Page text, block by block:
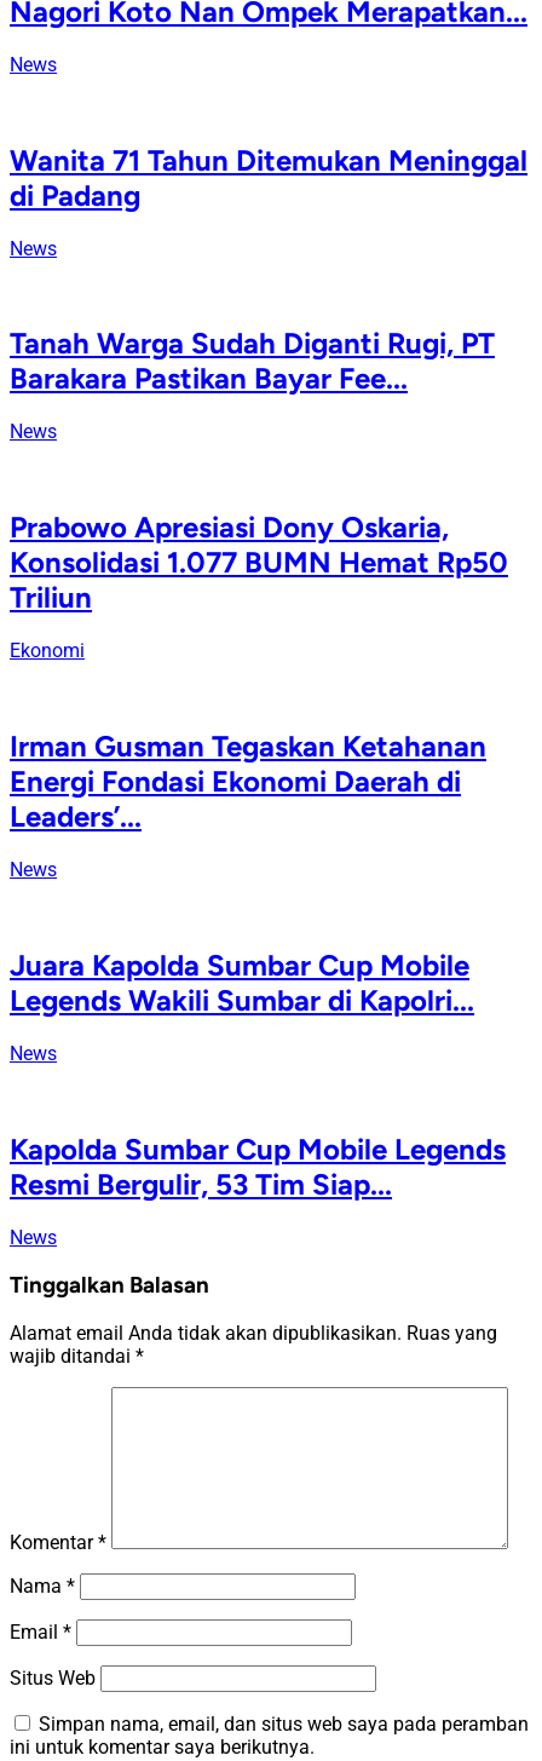
Nagori Koto Nan Ompek Merapatkan...
News
Wanita 71 Tahun Ditemukan Meninggal
di Padang
News
Tanah Warga Sudah Diganti Rugi, PT
Barakara Pastikan Bayar Fee...
News
Prabowo Apresiasi Dony Oskaria,
Konsolidasi 1.077 BUMN Hemat Rp50
Triliun
Ekonomi
Irman Gusman Tegaskan Ketahanan
Energi Fondasi Ekonomi Daerah di
Leaders’...
News
Juara Kapolda Sumbar Cup Mobile
Legends Wakili Sumbar di Kapolri...
News
Kapolda Sumbar Cup Mobile Legends
Resmi Bergulir, 53 Tim Siap...
News
Tinggalkan Balasan
Alamat email Anda tidak akan dipublikasikan. Ruas yang
wajib ditandai *
Komentar*
Nama *
Email *
Situs Web
Simpan nama, email, dan situs web saya pada peramban
ini untuk komentar saya berikutnya.